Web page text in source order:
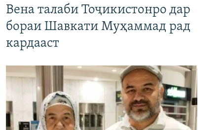
Вена талаби Тоҷикистонро дар
бораи Шавкати Муҳаммад рад
кардааст